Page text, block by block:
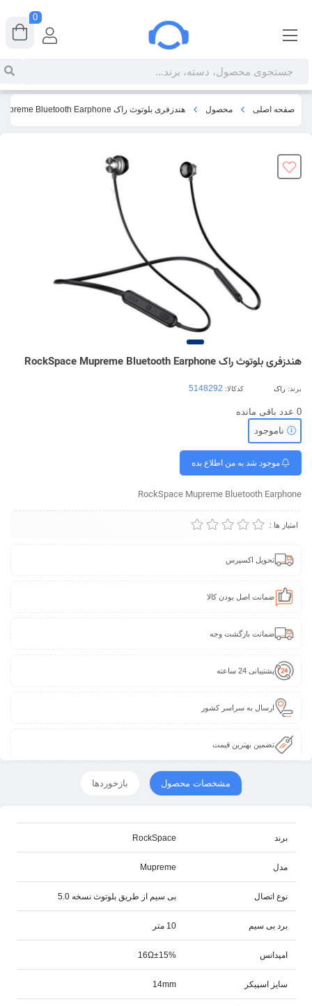
صفحه اصلی محصول هندزفری بلوتوث راک RockSpace Mupreme Bluetooth Earphone
هندزفری بلوتوث راک RockSpace Mupreme Bluetooth Earphone
برند: راک کدکالا:
0 عدد باقی مانده
ناموجود
موجود شد به من اطلاع بده
RockSpace Mupreme Bluetooth Earphone
امتیاز ها :
تحویل اکسپرس
ضمانت اصل بودن کالا
ضمانت بازگشت وجه
پشتیبانی 24 ساعته
ارسال به سراسر کشور
تضمین بهترین قیمت
مشخصات محصول بازخوردها
برند RockSpace
مدل Mupreme
نوع اتصال بی سیم از طریق بلوتوث نسخه 5.0
برد بی سیم 10 متر
امپدانس 16Ω±15%
سایز اسپیکر 14mm
0